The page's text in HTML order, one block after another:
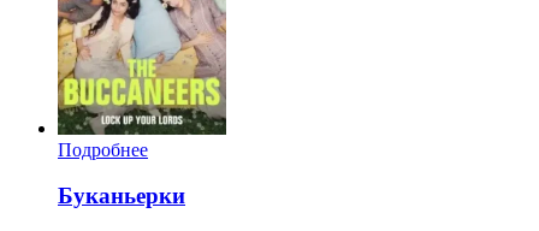
Подробнее
Буканьерки